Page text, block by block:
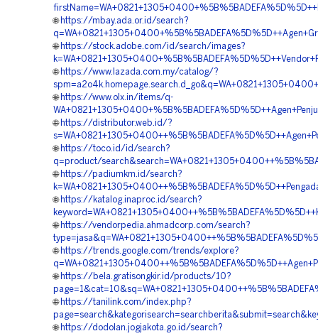
🌐 https://mbay.ada.or.id/search?
🌐 https://stock.adobe.com/id/search/images?
🌐 https://www.lazada.com.my/catalog/?
🌐 https://www.olx.in/items/q-
🌐 https://distributor.web.id/?
🌐 https://toco.id/id/search?
q=product/
🌐 https://padiumkm.id/search?
🌐 https://katalog.inaproc.id/search?
🌐 https://vendorpedia.ahmadcorp.com/search?
🌐 https://trends.google.com/trends/explore?
🌐 https://bela.gratisongkir.id/products/10?
🌐 https://tanilink.com/index.php?
🌐 https://dodolan.jogjakota.go.id/search?